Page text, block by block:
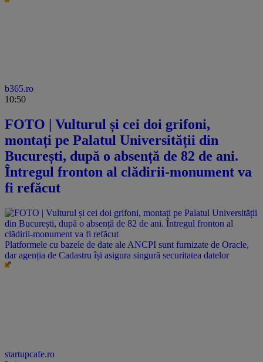
b365.ro
10:50
FOTO | Vulturul și cei doi grifoni,
montați pe Palatul Universității din
București, după o absență de 82 de ani.
Întregul fronton al clădirii-monument va
fi refăcut
Platformele cu bazele de date ale ANCPI sunt furnizate de Oracle,
dar agenția de Cadastru își asigura singură securitatea datelor
startupcafe.ro